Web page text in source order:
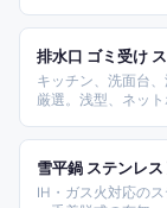
排水口 ゴミ受け
キッチン、洗面台
厳選。浅型、ネッ
雪平鍋 ステンレ
IH・ガス火対応の